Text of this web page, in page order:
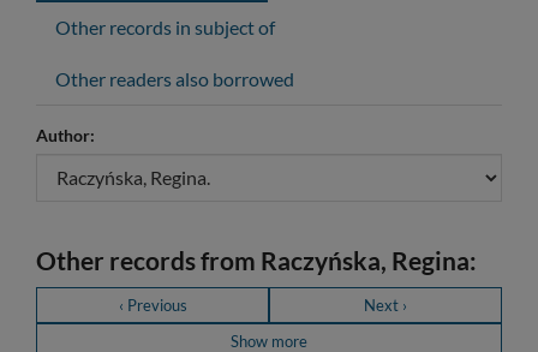
Other records in subject of
Other readers also borrowed
Author:
Other records from Raczyńska, Regina:
‹ Previous
Next ›
Show more